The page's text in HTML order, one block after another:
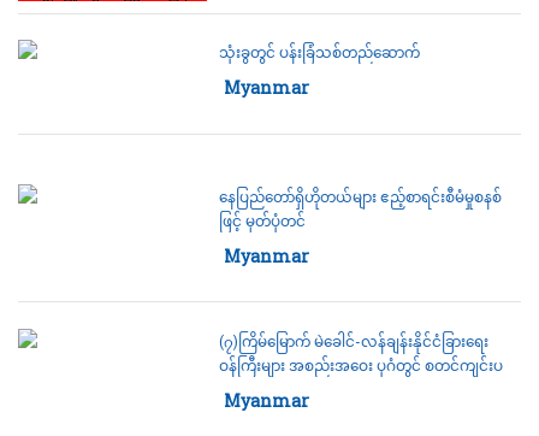
သုံးခွတွင် ပန်းခြံသစ်တည်ဆောက်
Category:
Myanmar
နေပြည်တော်ရှိဟိုတယ်များ ဧည့်စာရင်းစီမံမှုစနစ်
ဖြင့် မှတ်ပုံတင်
Category:
Myanmar
(၇)ကြိမ်မြောက် မဲခေါင်-လန်ချန်းနိုင်ငံခြားရေး
ဝန်ကြီးများ အစည်းအဝေး ပုဂံတွင် စတင်ကျင်းပ
Category:
Myanmar